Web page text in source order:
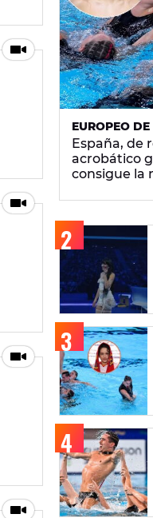
EUROPEO
España, de
acrobático
consigue la